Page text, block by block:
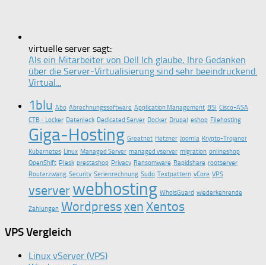
virtuelle server sagt:
Als ein Mitarbeiter von Dell Ich glaube, Ihre Gedanken
über die Server-Virtualisierung sind sehr beeindruckend.
Virtual...
1blu Abo Abrechnungssoftware Application Management BSI Cisco-ASA
CTB - Locker Datenleck Dedicated Server Docker Drupal eshop Filehosting
Giga-Hosting Greatnet Hetzner Joomla Krypto-Trojaner
Kubernetes Linux Managed Server managed vserver migration onlineshop
OpenShift Plesk prestashop Privacy Ransomware Rapidshare rootserver
Routerzwang Security Serienrechnung Sudo Textpattern vCore VPS
vserverwebhosting WhoisGuard wiederkehrende
Zahlungen WordpressxenXentos
VPS Vergleich
Linux vServer (VPS)